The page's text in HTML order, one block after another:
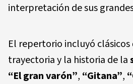
interpretación de sus
El repertorio incluyó
trayectoria y la historia de la
“El gran varón”, “Gitana”,